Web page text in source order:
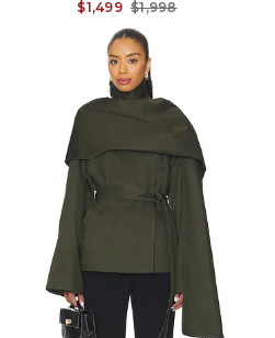
$1,499 Prix Avant Réduction:
$1,998